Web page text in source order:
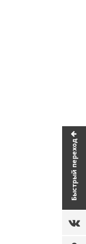
Быстрый переход